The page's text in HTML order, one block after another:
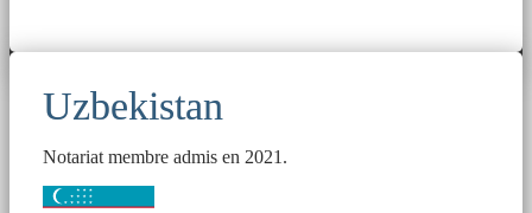
Uzbekistan
Notariat membre admis en 2021.